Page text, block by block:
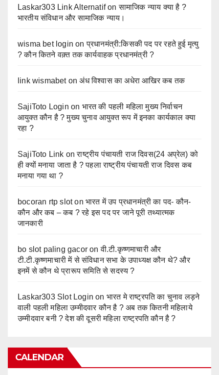
Laskar303 Link Alternatifonसामाजिक न्याय क्या है ?
भारतीय संविधान और सामाजिक न्याय।
wisma bet login onप्रधानमंत्री:किसकी पद पर रहते हुई मृत्यु
? कौन कितने वक़्त तक कार्यवाहक प्रधानमंत्री ?
link wismabetonअंध विश्वास का अधेरा आखिर कब तक
SajiToto Login on भारत की पहली महिला मुख्य निर्वाचन
आयुक्त कौन है ? मुख्य चुनाव आयुक्त रूप में इनका कार्यकाल क्या
रहा ?
SajiToto Link onराष्ट्रीय पंचायती राज दिवस(24 अप्रेल) को
ही क्यों मनाया जाता है ? पहला राष्ट्रीय पंचायती राज दिवस कब
मनाया गया था ?
bocoran rtp slotonभारत में उप प्रधानमंत्री का पद- कौन-
कौन और कब – कब ? रहे इस पद पर जाने पूरी तथ्यात्मक
जानकारी
bo slot paling gacor onवी.टी.कृष्णमाचारी और
टी.टी.कृष्णमाचारी में से संविधान सभा के उपाध्यक्ष कौन थे? और
इनमें से कौन थे प्रारूप समिति से सदस्य ?
Laskar303 Slot Login on भारत मे राष्ट्रपति का चुनाव लड़ने
वाली पहली महिला उम्मीदवार कौन है ? अब तक कितनी महिलाये
उम्मीदवार बनी ? देश की दूसरी महिला राष्ट्रपति कौन है ?
CALENDAR